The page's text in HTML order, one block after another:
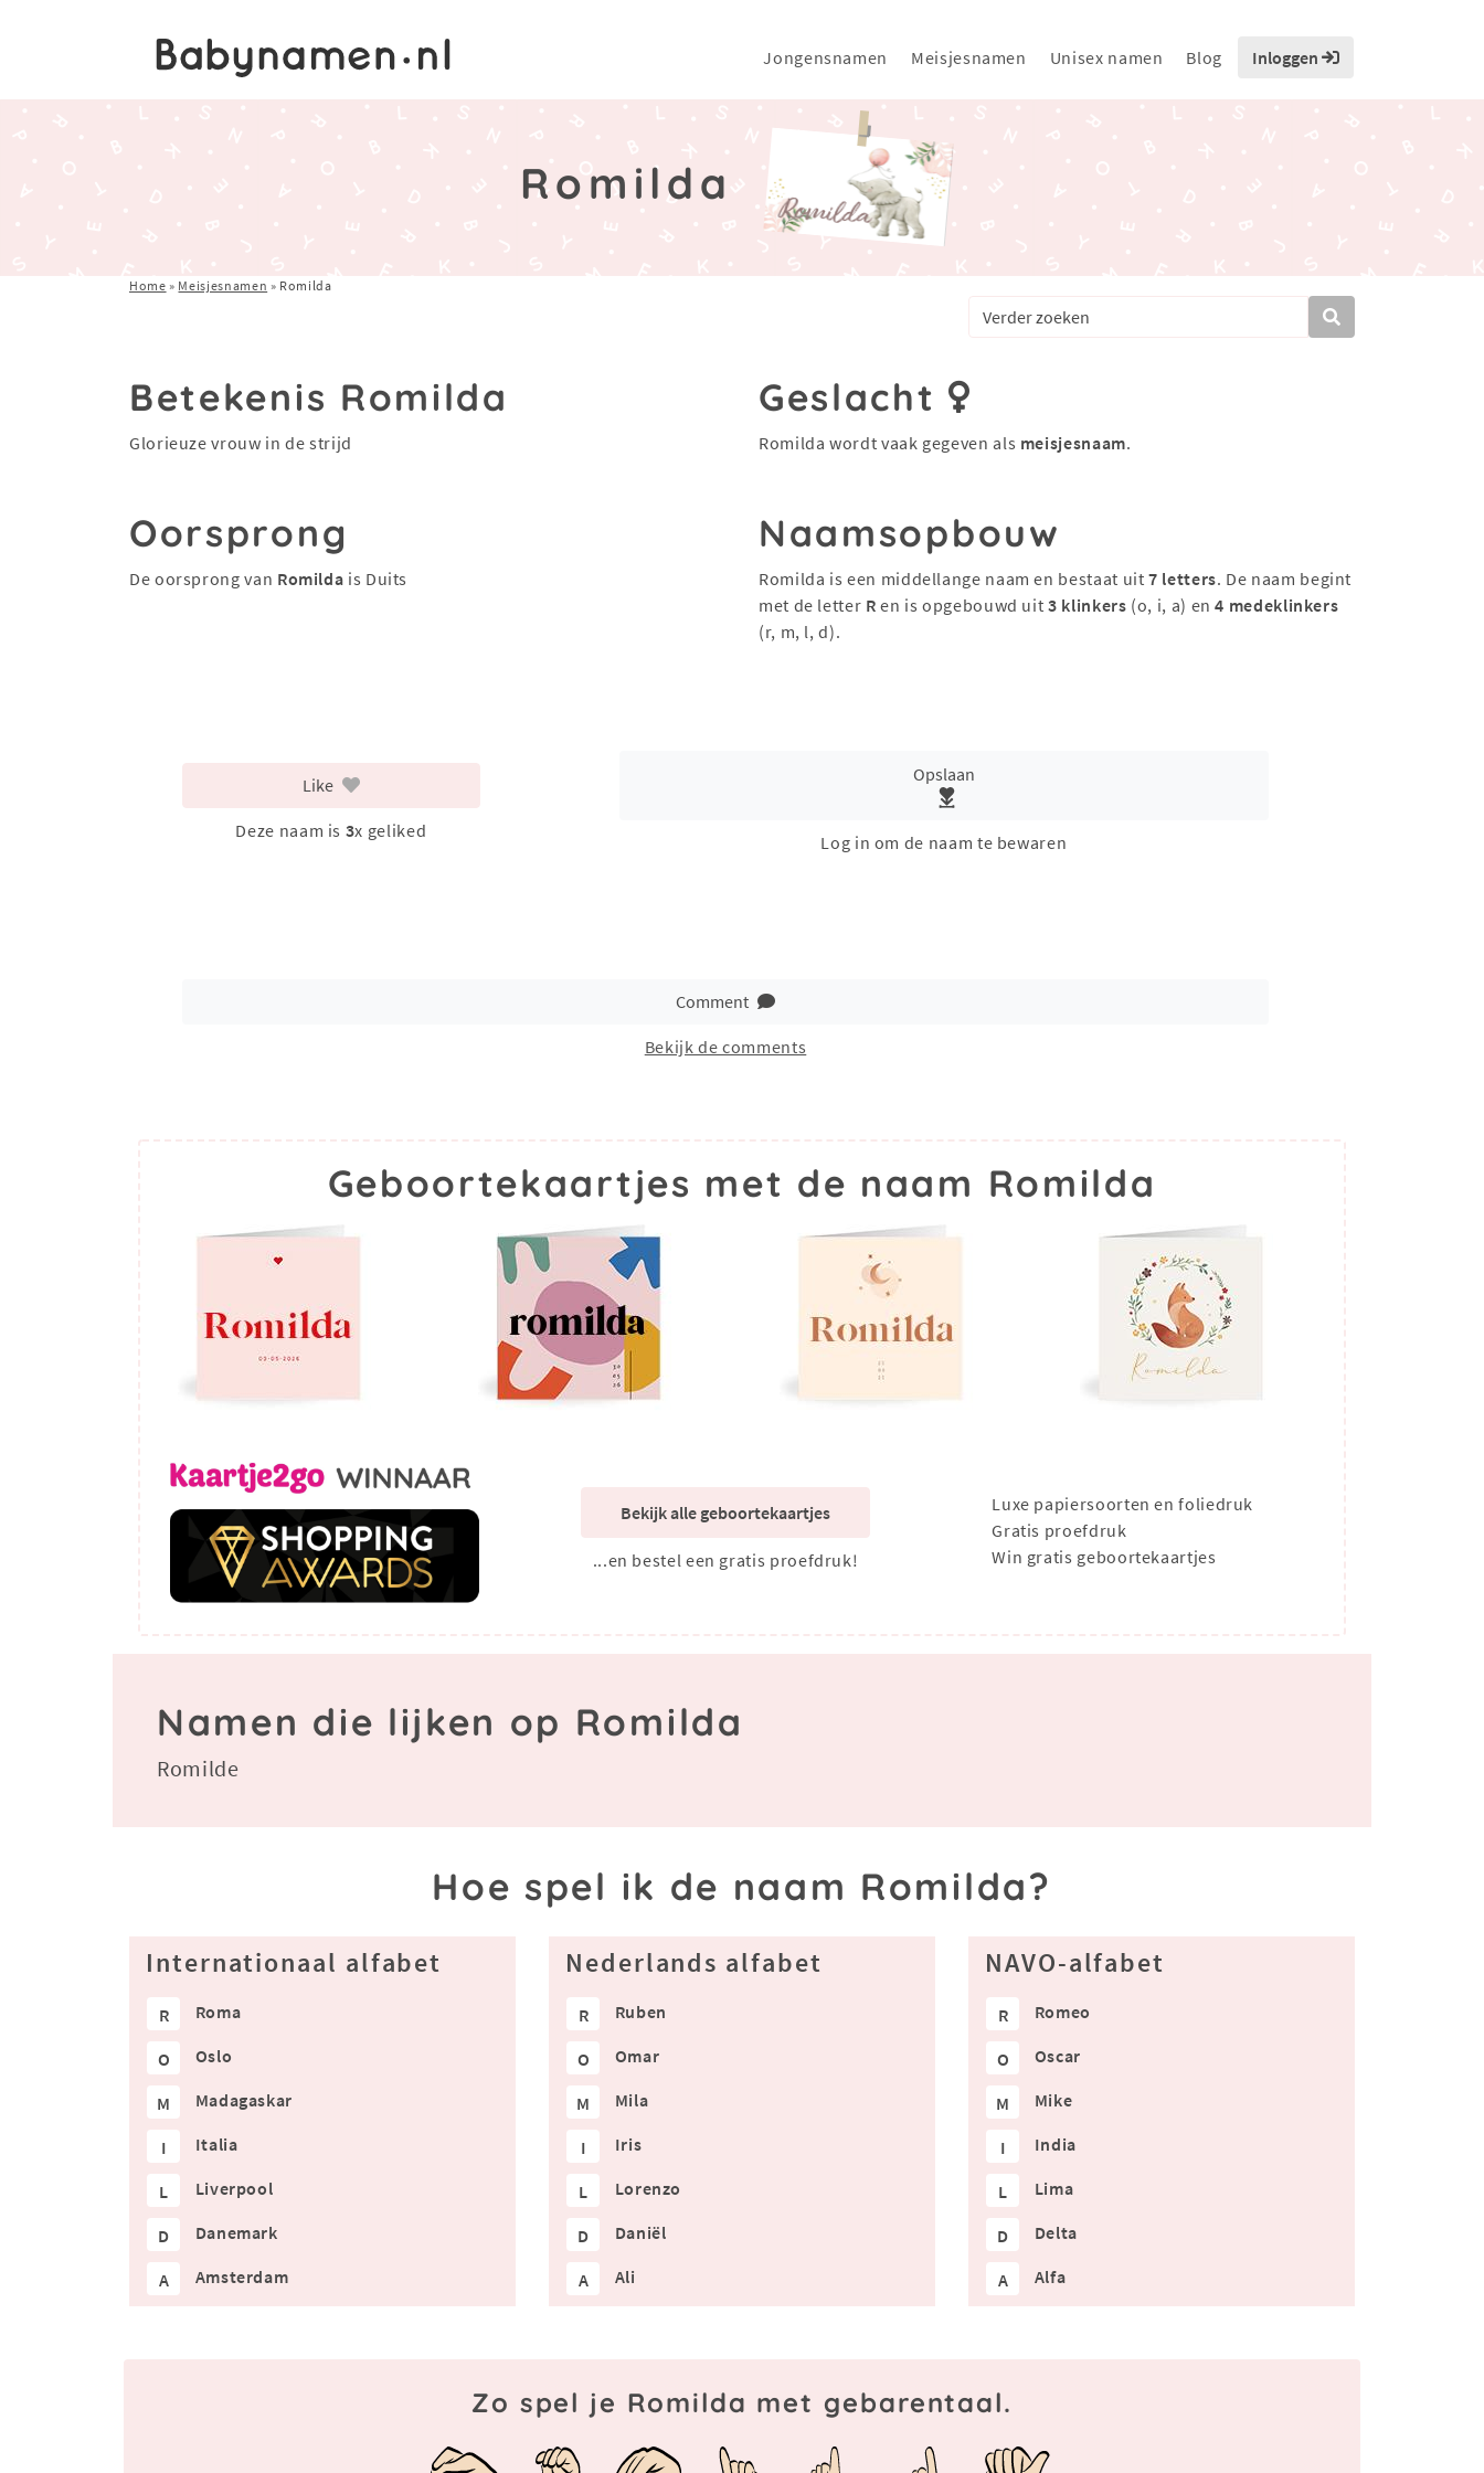
Jongensnamen Meisjesnamen Unisex namen Blog Inloggen
Romilda
Home » Meisjesnamen » Romilda
Betekenis Romilda
Glorieuze vrouw in de strijd
Geslacht
Romilda wordt vaak gegeven als meisjesnaam.
Oorsprong
De oorsprong van Romilda is Duits
Naamsopbouw
Romilda is een middellange naam en bestaat uit7 letters. De naam begint
met de letter R en is opgebouwd uit3 klinkers (o, i, a) en4 medeklinkers
(r, m, l, d).
Like
Deze naam is 3x geliked
Opslaan
Log in om de naam te bewaren
Comment
Bekijk de comments
Geboortekaartjes met de naam Romilda
Bekijk alle geboortekaartjes
...en bestel een gratis proefdruk!
Luxe papiersoorten en foliedruk
Gratis proefdruk
Win gratis geboortekaartjes
Namen die lijken op Romilda
Romilde
Hoe spel ik de naam Romilda?
Internationaal alfabet
R Roma
O Oslo
M Madagaskar
I Italia
L Liverpool
D Danemark
A Amsterdam
Nederlands alfabet
R Ruben
O Omar
M Mila
I Iris
L Lorenzo
D Daniël
A Ali
NAVO-alfabet
R Romeo
O Oscar
M Mike
I India
L Lima
D Delta
A Alfa
Zo spel je Romilda met gebarentaal.